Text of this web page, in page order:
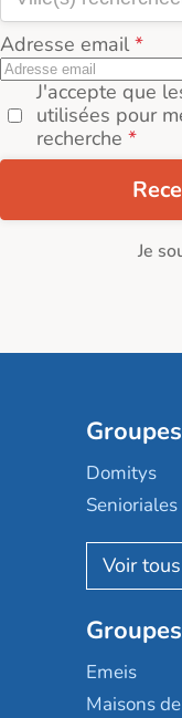
Adresse email
J'accepte que
utilisées pour
recherche
Je
Domitys
Senioriales
Nohée
Les
Mobicap
Domusvi
Happy
Emeis
Maisons